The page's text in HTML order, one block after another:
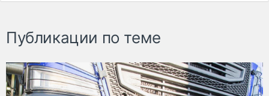
Публикации по теме